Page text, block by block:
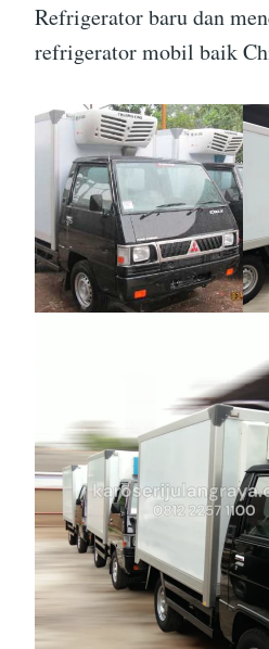
Refrigerator baru dan
refrigerator mobil baik